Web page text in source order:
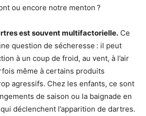
ou encore notre menton ?
est souvent multifactorielle. Ce
question de sécheresse : il peut
à un coup de froid, au vent, à l’air
même à certains produits
agressifs. Chez les enfants, ce sont
de saison ou la baignade en
déclenchent l’apparition de dartres.